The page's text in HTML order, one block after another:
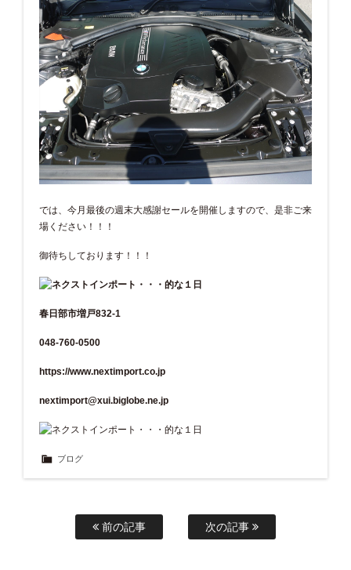
では、今月最後の週末大感謝セールを開催しますので、是非ご来
場ください！！！
御待ちしております！！！
春日部市増戸832-1
048-760-0500
https://www.nextimport.co.jp
nextimport@xui.biglobe.ne.jp
ブログ
前の記事 次の記事